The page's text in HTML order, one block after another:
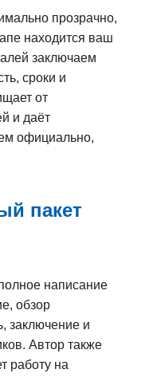
прозрачно,
находится ваш
заключаем
сроки и
от
и даёт
официально,
пакет
написание
обзор
заключение и
Автор также
работу на